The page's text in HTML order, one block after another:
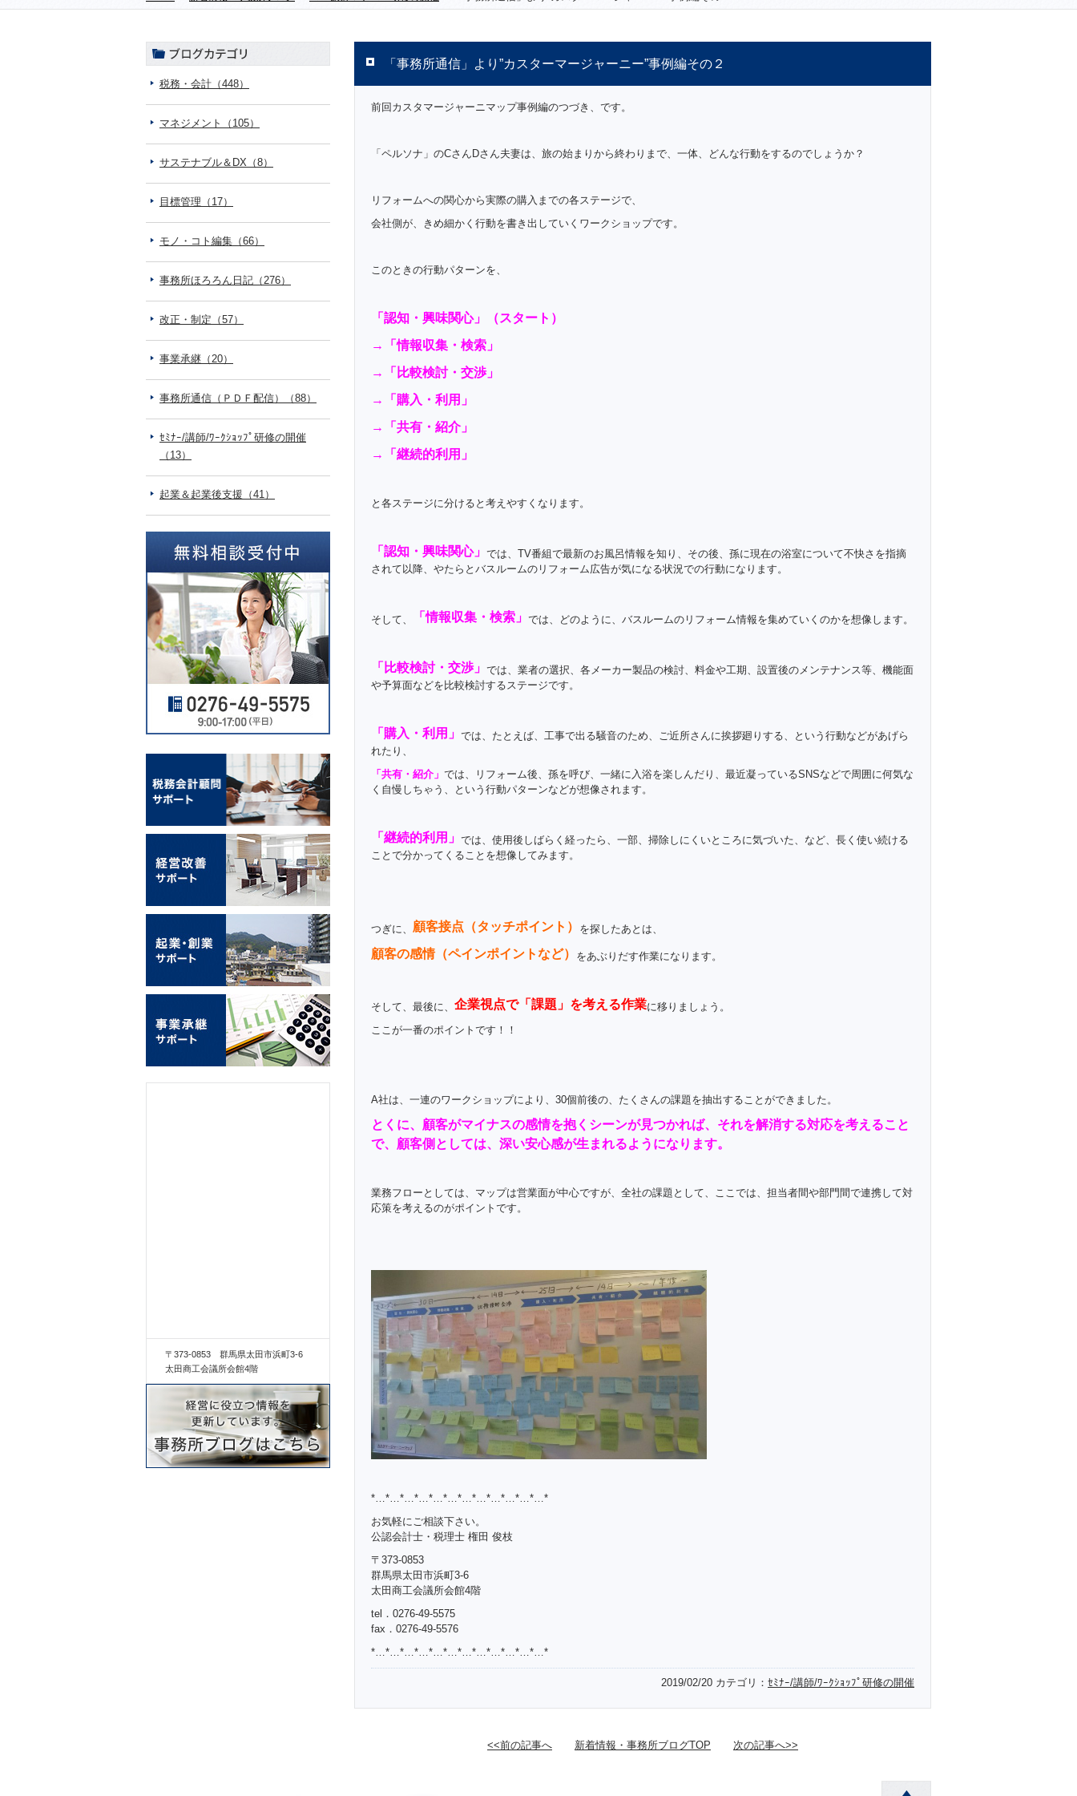
「事務所通信」より”カスターマージャーニー”事例編その２
前回カスタマージャーニマップ事例編のつづき、です。
「ペルソナ」のCさんDさん夫妻は、旅の始まりから終わりまで、一体、どんな行動をするのでしょうか？
リフォームへの関心から実際の購入までの各ステージで、
会社側が、きめ細かく行動を書き出していくワークショップです。
このときの行動パターンを、
「認知・興味関心」（スタート）
→
「情報収集・検索」
→
「比較検討・交渉」
→「購入・利用」
→「共有・紹介」
→「継続的利用」
と各ステージに分けると考えやすくなります。
「認知・興味関心」 では、TV番組で最新のお風呂情報を知り、その後、孫に現在の浴室について不快さを指摘
されて以降、やたらとバスルームのリフォーム広告が気になる状況での行動になります。
そして、 「情報収集・検索」 では、どのように、バスルームのリフォーム情報を集めていくのかを想像します。
「比較検討・交渉」 では、業者の選択、各メーカー製品の検討、料金や工期、設置後のメンテナンス等、機能面
や予算面などを比較検討するステージです。
「購入・利用」 では、たとえば、工事で出る騒音のため、ご近所さんに挨拶廻りする、という行動などがあげら
れたり、
「共有・紹介」 では、リフォーム後、孫を呼び、一緒に入浴を楽しんだり、最近凝っているSNSなどで周囲に何気な
く自慢しちゃう、という行動パターンなどが想像されます。
「継続的利用」 では、使用後しばらく経ったら、一部、掃除しにくいところに気づいた、など、長く使い続ける
ことで分かってくることを想像してみます。
つぎに、 顧客接点（タッチポイント） を探したあとは、
顧客の感情（ペインポイントなど） をあぶりだす作業になります。
そして、最後に、 企業視点で「課題」を考える作業に移りましょう。
ここが一番のポイントです！！
A社は、一連のワークショップにより、30個前後の、たくさんの課題を抽出することができました。
とくに、顧客がマイナスの感情を抱くシーンが見つかれば、それを解消する対応を考えること
で、顧客側としては、深い安心感が生まれるようになります。
業務フローとしては、マップは営業面が中心ですが、全社の課題として、ここでは、担当者間や部門間で連携して対
応策を考えるのがポイントです。
*…*…*…*…*…*…*…*…*…*…*…*…*
お気軽にご相談下さい。
公認会計士・税理士 権田 俊枝
〒373-0853
群馬県太田市浜町3-6
太田商工会議所会館4階
tel．0276-49-5575
fax．0276-49-5576
*…*…*…*…*…*…*…*…*…*…*…*…*
2019/02/20 カテゴリ： ｾﾐﾅｰ/講師/ﾜｰｸｼｮｯﾌﾟ研修の開催
<<前の記事へ 新着情報・事務所ブログTOP 次の記事へ>>
税務・会計（448）
マネジメント（105）
サステナブル＆DX（8）
目標管理（17）
モノ・コト編集（66）
事務所ほろろん日記（276）
改正・制定（57）
事業承継（20）
事務所通信（ＰＤＦ配信）（88）
ｾﾐﾅｰ/講師/ﾜｰｸｼｮｯﾌﾟ研修の開催
（13）
起業＆起業後支援（41）
〒373-0853 群馬県太田市浜町3-6
太田商工会議所会館4階